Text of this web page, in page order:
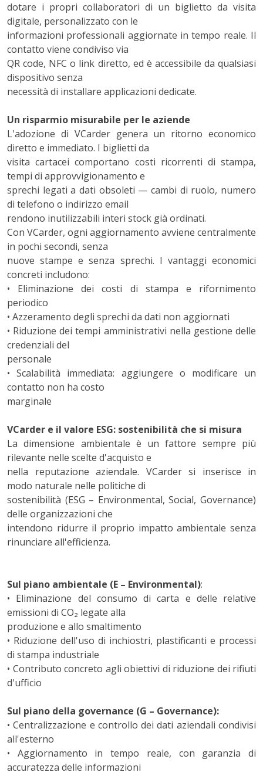
dotare i propri collaboratori di un biglietto da visita
digitale, personalizzato con le
informazioni professionali aggiornate in tempo reale. Il
contatto viene condiviso via
QR code, NFC o link diretto, ed è accessibile da qualsiasi
dispositivo senza
necessità di installare applicazioni dedicate.
Un risparmio misurabile per le aziende
L'adozione di VCarder genera un ritorno economico
diretto e immediato. I biglietti da
visita cartacei comportano costi ricorrenti di stampa,
tempi di approvvigionamento e
sprechi legati a dati obsoleti — cambi di ruolo, numero
di telefono o indirizzo email
rendono inutilizzabili interi stock già ordinati.
Con VCarder, ogni aggiornamento avviene centralmente
in pochi secondi, senza
nuove stampe e senza sprechi. I vantaggi economici
concreti includono:
• Eliminazione dei costi di stampa e rifornimento
periodico
• Azzeramento degli sprechi da dati non aggiornati
• Riduzione dei tempi amministrativi nella gestione delle
credenziali del
personale
• Scalabilità immediata: aggiungere o modificare un
contatto non ha costo
marginale
VCarder e il valore ESG: sostenibilità che si misura
La dimensione ambientale è un fattore sempre più
rilevante nelle scelte d'acquisto e
nella reputazione aziendale. VCarder si inserisce in
modo naturale nelle politiche di
sostenibilità (ESG – Environmental, Social, Governance)
delle organizzazioni che
intendono ridurre il proprio impatto ambientale senza
rinunciare all'efficienza.
Sul piano ambientale (E – Environmental):
• Eliminazione del consumo di carta e delle relative
emissioni di CO₂ legate alla
produzione e allo smaltimento
• Riduzione dell'uso di inchiostri, plastificanti e processi
di stampa industriale
• Contributo concreto agli obiettivi di riduzione dei rifiuti
d'ufficio
Sul piano della governance (G – Governance):
• Centralizzazione e controllo dei dati aziendali condivisi
all'esterno
• Aggiornamento in tempo reale, con garanzia di
accuratezza delle informazioni